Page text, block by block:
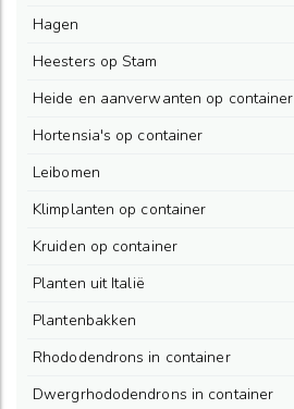
Hagen
Heesters op Stam
Heide en aanverwanten op container
Hortensia's op container
Leibomen
Klimplanten op container
Kruiden op container
Planten uit Italië
Plantenbakken
Rhododendrons in container
Dwergrhododendrons in container